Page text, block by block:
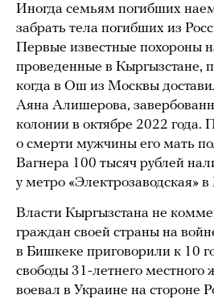
Иногда семьям погибших
забрать тела погибших из
Первые известные похороны
проведенные в Кыргызстане,
когда в Ош из Москвы
Аяна Алишерова,
колонии в октябре 2022 года.
о смерти мужчины его мать
Вагнера 100 тысяч рублей
у метро «Электрозаводская»
Власти Кыргызстана не
граждан своей страны на
в Бишкеке приговорили к 10
свободы 31-летнего местного
воевал в Украине на стороне